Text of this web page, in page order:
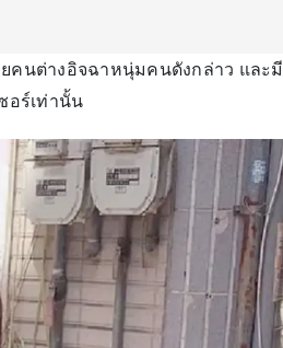
คนต่างอิจฉาหนุ่มคนดังกล่าว และมี
อร์เท่านั้น